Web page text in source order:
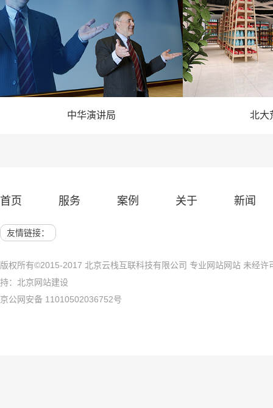
网站建设 展示网站
中华演讲局 北大
首页 服务 案例 关于 新闻
友情链接：
版权所有©2015-2017 北京云栈互联科技有限公司 专业网站网站 未经许
持： 北京网站建设
京公网安备 11010502036752号